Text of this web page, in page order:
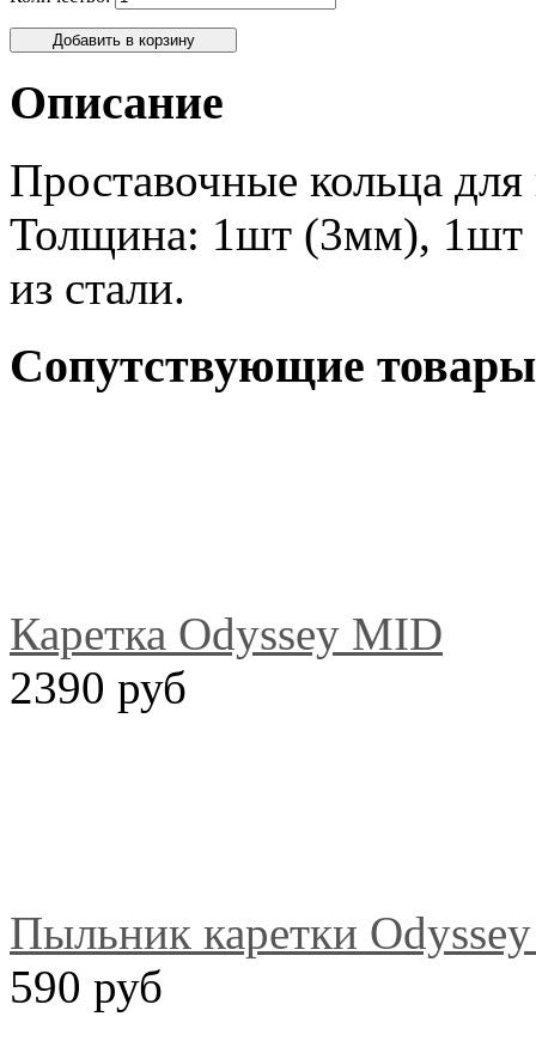
Описание
Проставочные кольца
Толщина: 1шт (3мм), 1шт
из стали.
Сопутствующие товары
Каретка Odyssey MID
2390 руб
Пыльник каретки
590 руб